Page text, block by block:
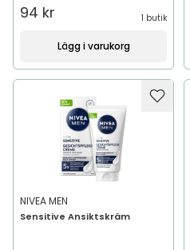
94 kr 1 butik
Lägg i varukorg
NIVEA MEN
Sensitive Ansiktskräm